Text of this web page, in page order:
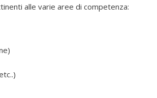
alle varie aree di competenza: